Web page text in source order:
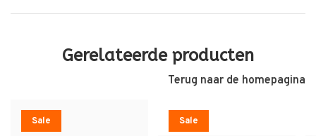
Gerelateerde producten
Terug naar de homepagina
Sale Sale